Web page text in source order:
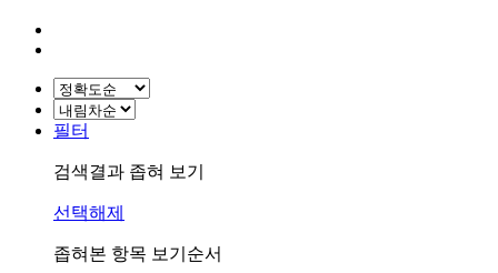
필터
검색결과 좁혀 보기
선택해제
좁혀본 항목 보기순서